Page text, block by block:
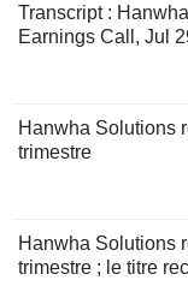
Transcript :
Earnings Call, Jul
Hanwha Solutions
trimestre
Hanwha Solutions
trimestre ; le titre